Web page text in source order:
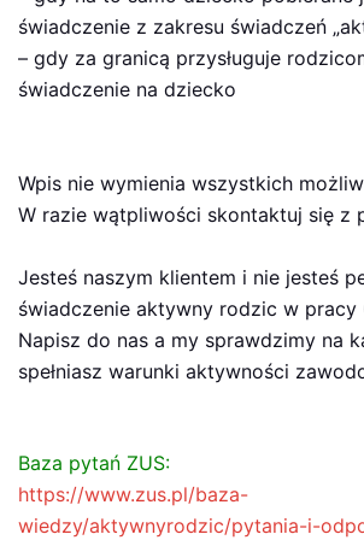
świadczenie z zakresu świadczeń
– gdy za granicą przysługuje
świadczenie na dziecko
Wpis nie wymienia wszystkich
W razie wątpliwości skontaktuj się z
Jesteś naszym klientem i nie jesteś
świadczenie aktywny rodzic w pracy
Napisz do nas a my sprawdzimy na
spełniasz warunki aktywności
Baza pytań ZUS:
https://www.zus.pl/baza-
wiedzy/aktywnyrodzic/pytania-i-